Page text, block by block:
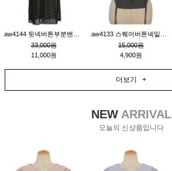
33,000원
11,000원
15,000원
4,900원
더보기 +
NEWARRIVAL
오늘의 신상품입니다